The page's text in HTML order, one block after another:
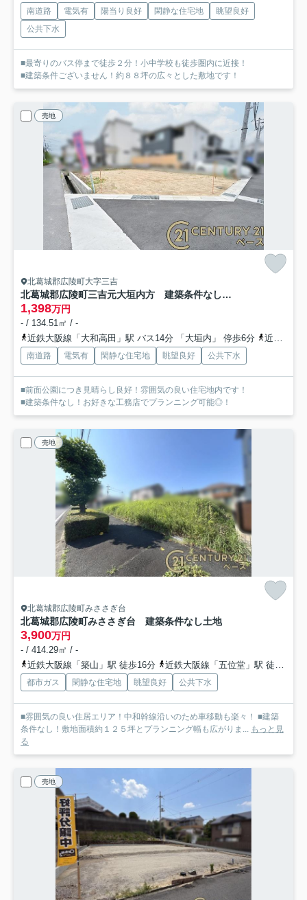
南道路 電気有 陽当り良好 閑静な住宅地
眺望良好
公共下水
■最寄りのバス停まで徒歩２分！小中学校も徒歩圏内に近接！
■建築条件ございません！約８８坪の広々とした敷地です！
売地
北葛城郡広陵町大字三吉
北葛城郡広陵町三吉元大垣内方 建築条件なし土地
1,398万円
- / 134.51㎡ / -
近鉄大阪線「大和高田」駅 バス14分 「大垣内」 停歩6分
近鉄大阪線「築山」駅 徒歩35分
南道路 電気有 閑静な住宅地 眺望良好 公共下水
■前面公園につき見晴らし良好！雰囲気の良い住宅地内です！
■建築条件なし！お好きな工務店でプランニング可能◎！
売地
北葛城郡広陵町みささぎ台
北葛城郡広陵町みささぎ台 建築条件なし土地
3,900万円
- / 414.29㎡ / -
近鉄大阪線「築山」駅 徒歩16分
近鉄大阪線「五位堂」駅 徒歩23分
都市ガス 閑静な住宅地 眺望良好 公共下水
■雰囲気の良い住居エリア！中和幹線沿いのため車移動も楽々！ ■建築
条件なし！敷地面積約１２５坪とプランニング幅も広がりま... もっと見
る
売地